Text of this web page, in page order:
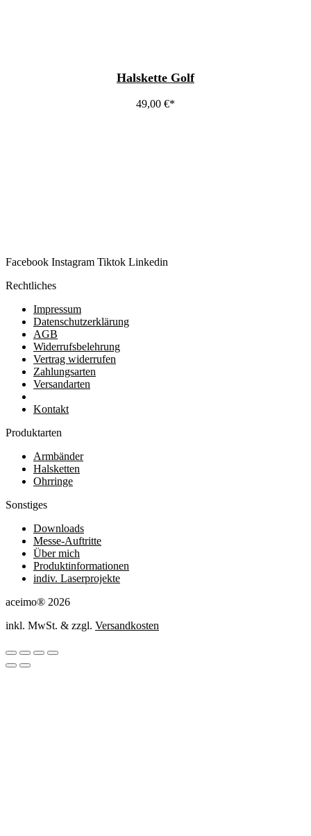
Halskette Golf
49,00 €
Facebook Instagram Tiktok Linkedin
Rechtliches
Impressum
Datenschutzerklärung
AGB
Widerrufsbelehrung
Vertrag widerrufen
Zahlungsarten
Versandarten
Kontakt
Produktarten
Armbänder
Halsketten
Ohrringe
Sonstiges
Downloads
Messe-Auftritte
Über mich
Produktinformationen
indiv. Laserprojekte
aceimo® 2026
inkl. MwSt. & zzgl. Versandkosten